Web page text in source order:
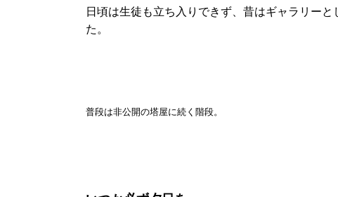
日頃は生徒も立ち入りできず、昔はギャラリー
た。
普段は非公開の塔屋に続く階段。